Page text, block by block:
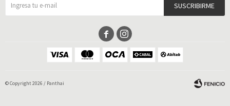
SUSCRIBIRME
 
© Copyright 2026 / Panthai